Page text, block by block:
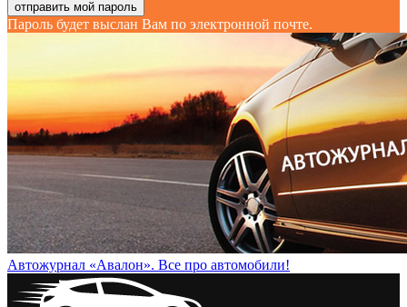
Пароль будет выслан Вам по электронной почте.
Автожурнал «Авалон». Все про автомобили!